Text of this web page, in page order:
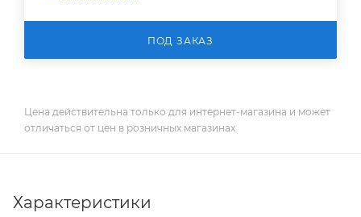
ПОД ЗАКАЗ
Цена действительна только для интернет-магазина и может
отличаться от цен в розничных магазинах
Характеристики